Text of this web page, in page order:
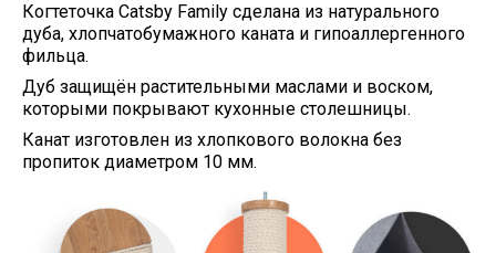
Когтеточка Catsby Family сделана из натурального
дуба, хлопчатобумажного каната и гипоаллергенного
фильца.
Дуб защищён растительными маслами и воском,
которыми покрывают кухонные столешницы.
Канат изготовлен из хлопкового волокна без
пропиток диаметром 10 мм.